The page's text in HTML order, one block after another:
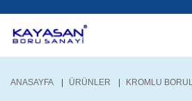
ANASAYFA ÜRÜNLER KROMLU